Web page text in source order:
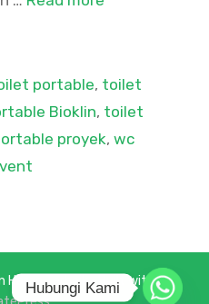
portable, toilet
Bioklin, toilet
proyek, wc
Harga Terbaik• Built with
Hubungi Kami